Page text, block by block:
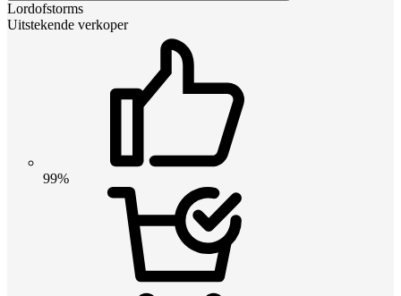
Lordofstorms
Uitstekende verkoper
99%